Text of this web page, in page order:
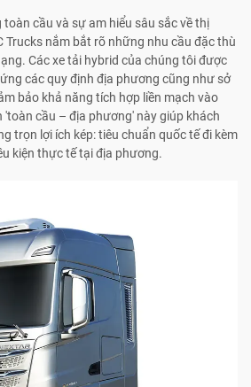
cầu và sự am hiểu sâu sắc về thị
Trucks nắm bắt rõ những nhu cầu đặc thù
Các xe tải hybrid của chúng tôi được
các quy định địa phương cũng như sở
bảo khả năng tích hợp liền mạch vào
'toàn cầu – địa phương' này giúp khách
trọn lợi ích kép: tiêu chuẩn quốc tế đi kèm
kiện thực tế tại địa phương.